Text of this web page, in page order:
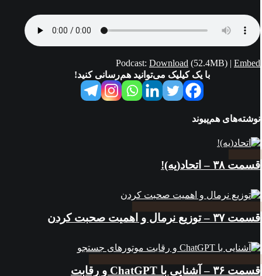
Podcast: Download (52.4MB) | Embed
با یک کیلیک می‌توانید هم‌رسانی کنید!
نوشته‌های هم‌پیوند
قسمت ۳۸ – اتحاد(یه)!
قسمت ۳۷ – توزیع نرمال و اهمیت صحبت کردن
قسمت ۳۶ – آشنایی با ChatGPT و رقابت